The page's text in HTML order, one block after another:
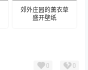
郊外庄园的薰衣草
盛开壁纸
0 0